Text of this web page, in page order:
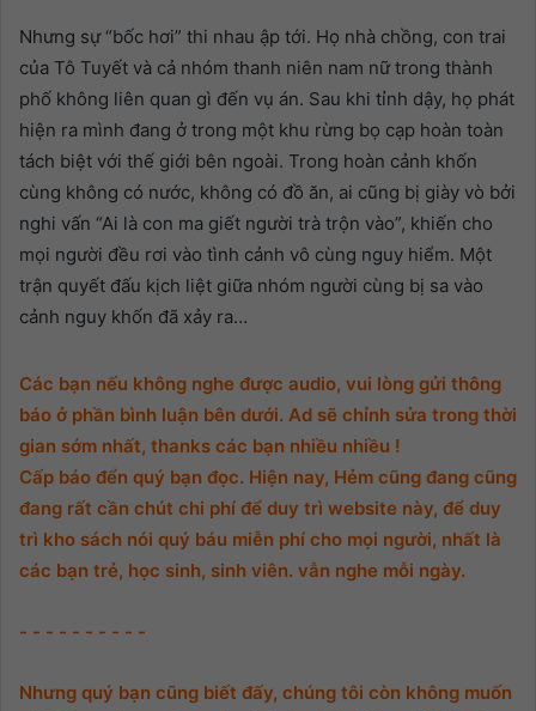
Nhưng sự “bốc hơi” thi nhau ập tới. Họ nhà chồng, con trai
của Tô Tuyết và cả nhóm thanh niên nam nữ trong thành
phố không liên quan gì đến vụ án. Sau khi tỉnh dậy, họ phát
hiện ra mình đang ở trong một khu rừng bọ cạp hoàn toàn
tách biệt với thế giới bên ngoài. Trong hoàn cảnh khốn
cùng không có nước, không có đồ ăn, ai cũng bị giày vò bởi
nghi vấn “Ai là con ma giết người trà trộn vào”, khiến cho
mọi người đều rơi vào tình cảnh vô cùng nguy hiểm. Một
trận quyết đấu kịch liệt giữa nhóm người cùng bị sa vào
cảnh nguy khốn đã xảy ra…
Các bạn nếu không nghe được audio, vui lòng gửi thông
báo ở phần bình luận bên dưới. Ad sẽ chỉnh sửa trong thời
gian sớm nhất, thanks các bạn nhiều nhiều !
Cấp báo đển quý bạn đọc. Hiện nay, Hẻm cũng đang cũng
đang rất cần chút chi phí để duy trì website này, để duy
trì kho sách nói quý báu miễn phí cho mọi người, nhất là
các bạn trẻ, học sinh, sinh viên. vẫn nghe mỗi ngày.
- - - - - - - - - -
Nhưng quý bạn cũng biết đấy, chúng tôi còn không muốn